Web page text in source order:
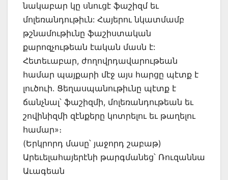
նակաբար կը սնուցէ ֆաշիզմ եւ
մոլեռանդութիւն: Հայերու նկատմամբ
թշնամութիւնը ֆաշիստական
քարոզչութեան էական մասն է:
Հետեւաբար, ժողովրդավարութեան
համար պայքարի մէջ այս հարցը պէտք է
լուծուի. Ցեղասպանութիւնը պէտք է
ճանչնալ՝ ֆաշիզմի, մոլեռանդութեան եւ
շովինիզմի զէնքերը կոտրելու եւ թաղելու
համար»։
(Երկրորդ մասը՝ յաջորդ շաբաթ)
Արեւելահայերէնի թարգմանեց՝ Ռուզաննա
Աւագեան